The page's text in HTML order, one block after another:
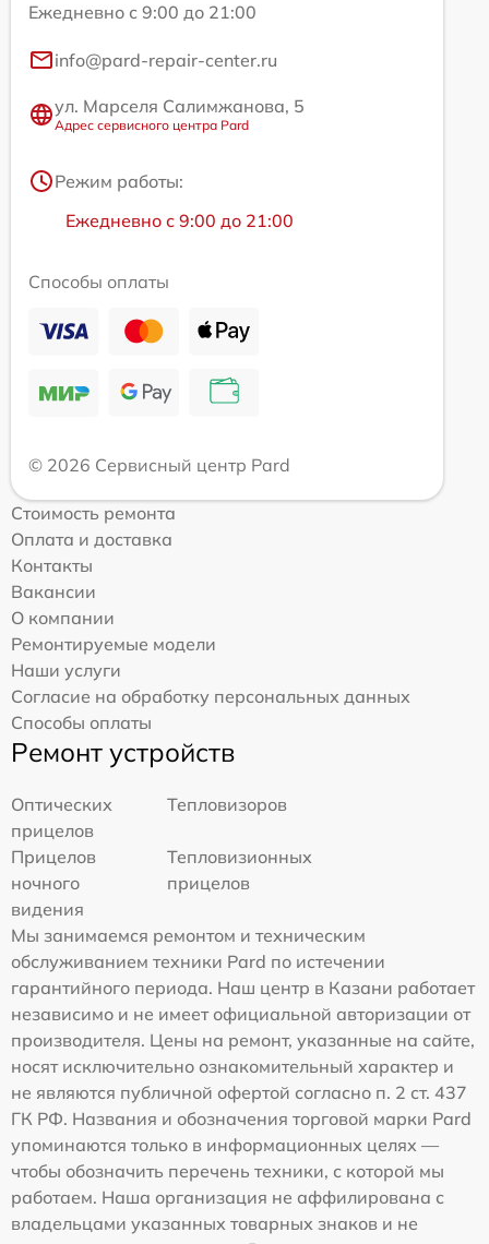
Ежедневно с 9:00 до 21:00
info@pard-repair-center.ru
ул. Марселя Салимжанова, 5
Адрес сервисного центра Pard
Режим работы:
Ежедневно с 9:00 до 21:00
Способы оплаты
© 2026 Сервисный центр Pard
Стоимость ремонта
Оплата и доставка
Контакты
Вакансии
О компании
Ремонтируемые модели
Наши услуги
Согласие на обработку персональных данных
Способы оплаты
Ремонт устройств
Оптических
прицелов
Тепловизоров
Прицелов
ночного
видения
Тепловизионных
прицелов
Мы занимаемся ремонтом и техническим
обслуживанием техники Pard по истечении
гарантийного периода. Наш центр в Казани работает
независимо и не имеет официальной авторизации от
производителя. Цены на ремонт, указанные на сайте,
носят исключительно ознакомительный характер и
не являются публичной офертой согласно п. 2 ст. 437
ГК РФ. Названия и обозначения торговой марки Pard
упоминаются только в информационных целях —
чтобы обозначить перечень техники, с которой мы
работаем. Наша организация не аффилирована с
владельцами указанных товарных знаков и не